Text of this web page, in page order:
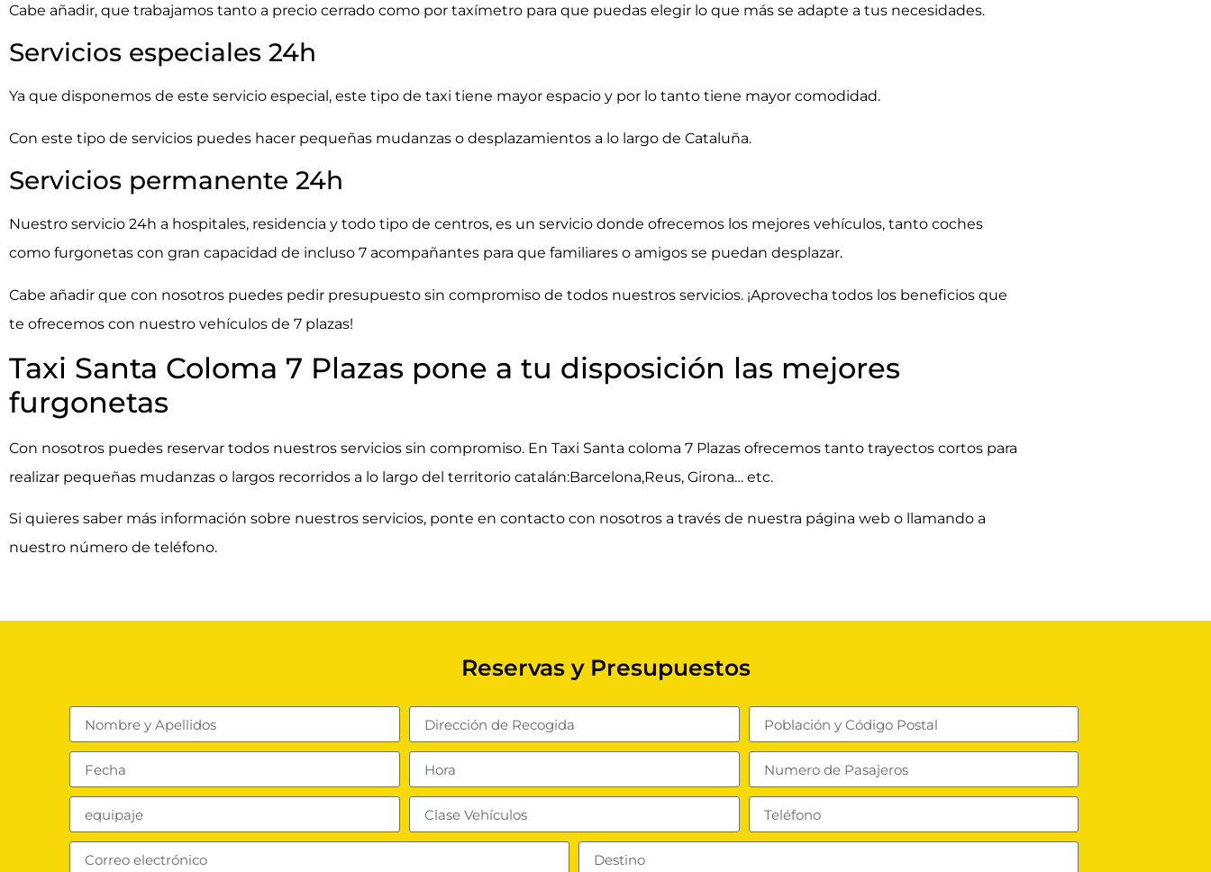
Cabe añadir, que trabajamos tanto a precio cerrado como por taxímetro para que puedas elegir lo que más se adapte a tus necesidades.
Servicios especiales 24h
Ya que disponemos de este servicio especial, este tipo de taxi tiene mayor espacio y por lo tanto tiene mayor comodidad.
Con este tipo de servicios puedes hacer pequeñas mudanzas o desplazamientos a lo largo de Cataluña.
Servicios permanente 24h
Nuestro servicio 24h a hospitales, residencia y todo tipo de centros, es un servicio donde ofrecemos los mejores vehículos, tanto coches
como furgonetas con gran capacidad de incluso 7 acompañantes para que familiares o amigos se puedan desplazar.
Cabe añadir que con nosotros puedes pedir presupuesto sin compromiso de todos nuestros servicios. ¡Aprovecha todos los beneficios que
te ofrecemos con nuestro vehículos de 7 plazas!
Taxi Santa Coloma 7 Plazas pone a tu disposición las mejores
furgonetas
Con nosotros puedes reservar todos nuestros servicios sin compromiso. En Taxi Santa coloma 7 Plazas ofrecemos tanto trayectos cortos para
realizar pequeñas mudanzas o largos recorridos a lo largo del territorio catalán:Barcelona,Reus, Girona… etc.
Si quieres saber más información sobre nuestros servicios, ponte en contacto con nosotros a través de nuestra página web o llamando a
nuestro número de teléfono.
Reservas y Presupuestos